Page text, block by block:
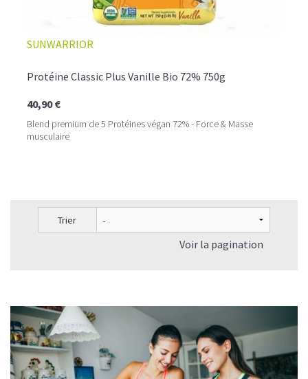
Latte Macchiato Glacé Protéiné
🍯 CAFÉ FRAPPÉ AU CARAMEL PROTÉINÉ
LE PLAISIR D’UN DESSERT GLACÉ, SANS LE SUCRE EN
TROP
SUNWARRIOR
Protéine Classic Plus Vanille Bio 72% 750g
40,90 €
Blend premium de 5 Protéines végan 72% - Force & Masse
musculaire
Trier
Voir la pagination